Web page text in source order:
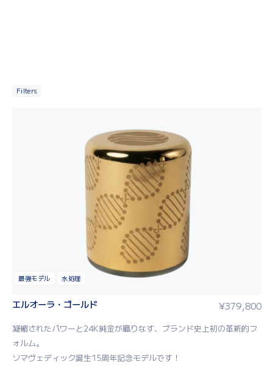
Filters
最強モデル 水処理
エルオーラ・ゴールド ¥379,800
凝縮されたパワーと24K純金が織りなす、ブランド史上初の革新的フ
ォルム。
ソマヴェディック誕生15周年記念モデルです！